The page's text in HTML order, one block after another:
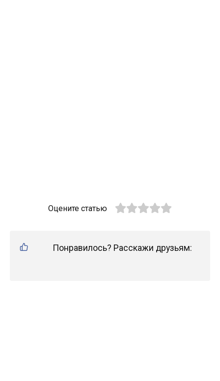
Оцените статью
Понравилось? Расскажи друзьям: